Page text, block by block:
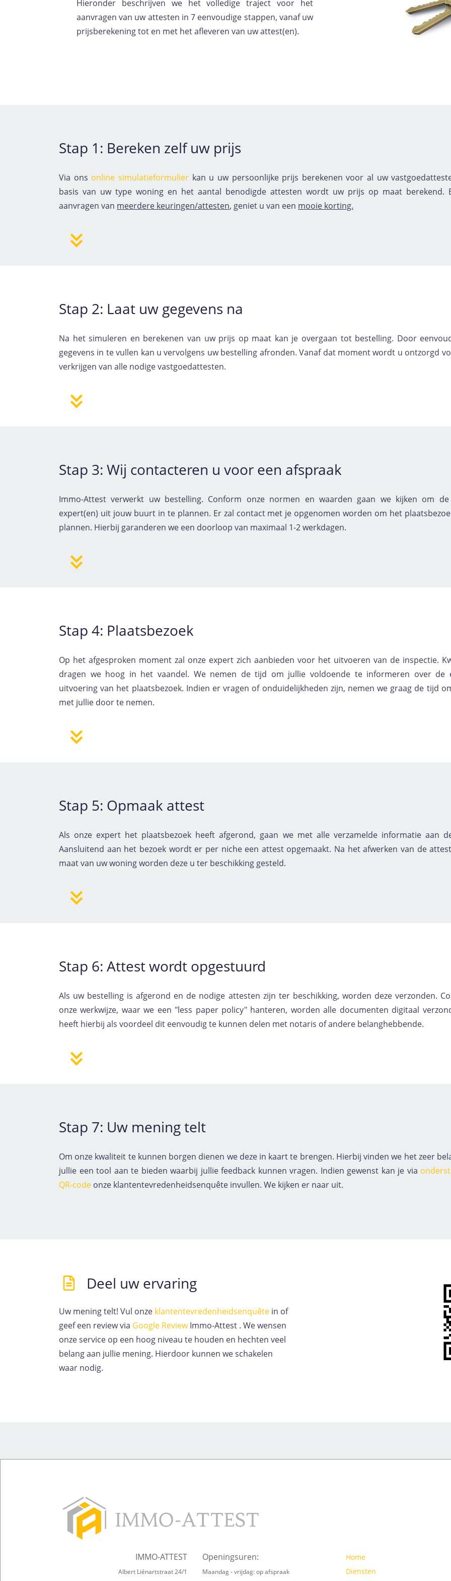
Hieronder beschrijven we het volledige traject voor het
aanvragen van uw attesten in 7 eenvoudige stappen, vanaf uw
prijsberekening tot en met het afleveren van uw attest(en).
Stap 1: Bereken zelf uw prijs
Via ons online simulatieformulierkan u uw persoonlijke prijs berekenen voor al uw
basis van uw type woning en het aantal benodigde attesten wordt uw prijs op maat berekend.
aanvragen van meerdere keuringen/attesten, geniet u van een mooie korting.
Stap 2: Laat uw gegevens na
Na het simuleren en berekenen van uw prijs op maat kan je overgaan tot bestelling. Door
gegevens in te vullen kan u vervolgens uw bestelling afronden. Vanaf dat moment wordt u ontzorgd
verkrijgen van alle nodige vastgoedattesten.
Stap 3: Wij contacteren u voor een afspraak
Immo-Attest verwerkt uw bestelling. Conform onze normen en waarden gaan we kijken om
expert(en) uit jouw buurt in te plannen. Er zal contact met je opgenomen worden om het
plannen. Hierbij garanderen we een doorloop van maximaal 1-2 werkdagen.
Stap 4: Plaatsbezoek
Op het afgesproken moment zal onze expert zich aanbieden voor het uitvoeren van de inspectie.
dragen we hoog in het vaandel. We nemen de tijd om jullie voldoende te informeren over de
uitvoering van het plaatsbezoek. Indien er vragen of onduidelijkheden zijn, nemen we graag de tijd
met jullie door te nemen.
Stap 5: Opmaak attest
Als onze expert het plaatsbezoek heeft afgerond, gaan we met alle verzamelde informatie aan
Aansluitend aan het bezoek wordt er per niche een attest opgemaakt. Na het afwerken van de
maat van uw woningworden deze u ter beschikking gesteld.
Stap 6: Attest wordt opgestuurd
Als uw bestelling is afgerond en de nodige attesten zijn ter beschikking, worden deze verzonden.
onze werkwijze, waar we een "less paper policy" hanteren, worden alle documenten digitaal
heeft hierbij als voordeel dit eenvoudig te kunnen delen met notaris of andere belanghebbende.
Stap 7: Uw mening telt
Om onze kwaliteit te kunnen borgen dienen we deze in kaart te brengen. Hierbij vinden we het zeer
jullie een tool aan te bieden waarbij jullie feedback kunnen vragen. Indien gewenst kan je via
QR-code onze klantentevredenheidsenquête invullen. We kijken er naar uit.
Deel uw ervaring
Uw mening telt! Vul onze klantentevredenheidsenquête in of
geef een review via Google ReviewImmo-Attest . We wensen
onze service op een hoog niveau te houden en hechten veel
belang aan jullie mening. Hierdoor kunnen we schakelen
waar nodig.
IMMO-ATTEST
Albert Liénartstraat 24/1
Openingsuren:
Maandag - vrijdag: op afspraak
Home
Diensten